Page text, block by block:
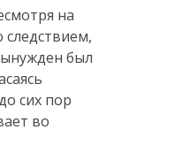
на
следствием,
был
сих пор
во